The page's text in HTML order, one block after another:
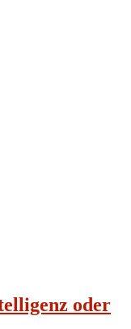
oder